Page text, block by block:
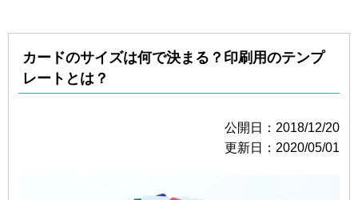
カードのサイズは何で決まる？印刷用のテンプ
レートとは？
公開日：2018/12/20
更新日：2020/05/01